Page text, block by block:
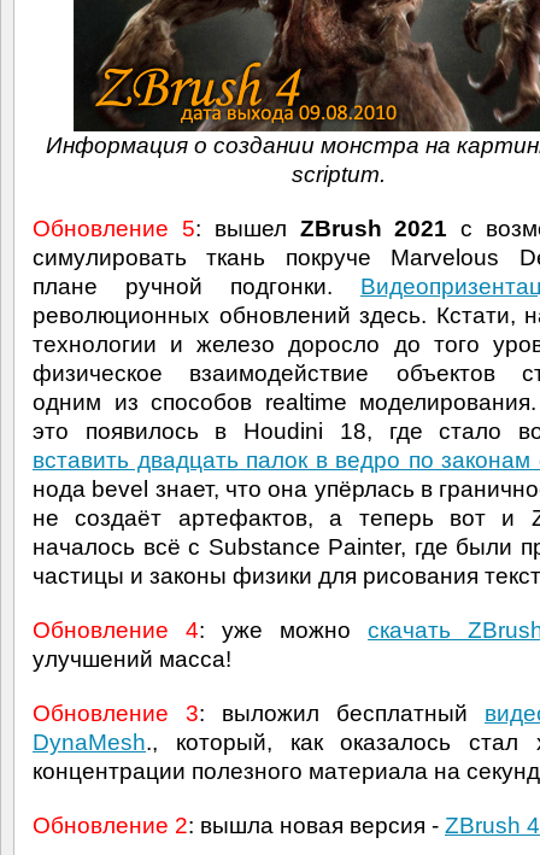
Информация о создании монстра на
scriptum.
Обновление 5: вышел ZBrush 2021 с
симулировать ткань покруче Marvelous
плане ручной подгонки.
революционных обновлений здесь. Кстати,
технологии и железо доросло до того
физическое взаимодействие объектов
одним из способов realtime
это появилось в Houdini 18, где стало
вставить двадцать палок в ведро по
нода bevel знает, что она упёрлась в
не создаёт артефактов, а теперь вот и
началось всё с Substance Painter, где были
частицы и законы физики для рисования
Обновление 4: уже можно скачать
улучшений масса!
Обновление 3: выложил бесплатный
DynaMesh., который, как оказалось стал
концентрации полезного материала на
Обновление 2: вышла новая версия - ZBrush